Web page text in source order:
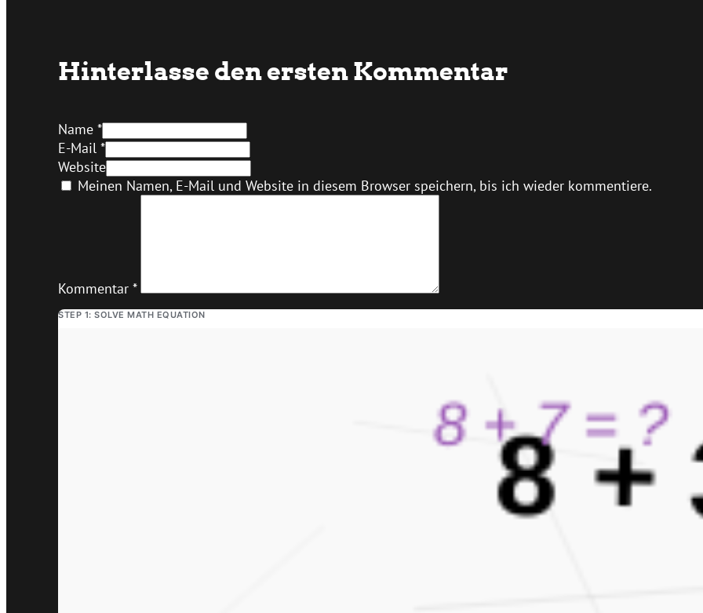
Hinterlasse den ersten Kommentar
Name *
E-Mail *
Website
Meinen Namen, E-Mail und Website in diesem Browser speichern, bis ich wieder kommentiere.
Kommentar*
STEP 1: SOLVE MATH EQUATION